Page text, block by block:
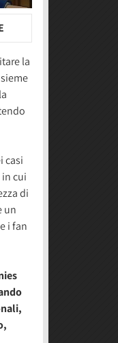
la
casi
cui
di
un
i fan